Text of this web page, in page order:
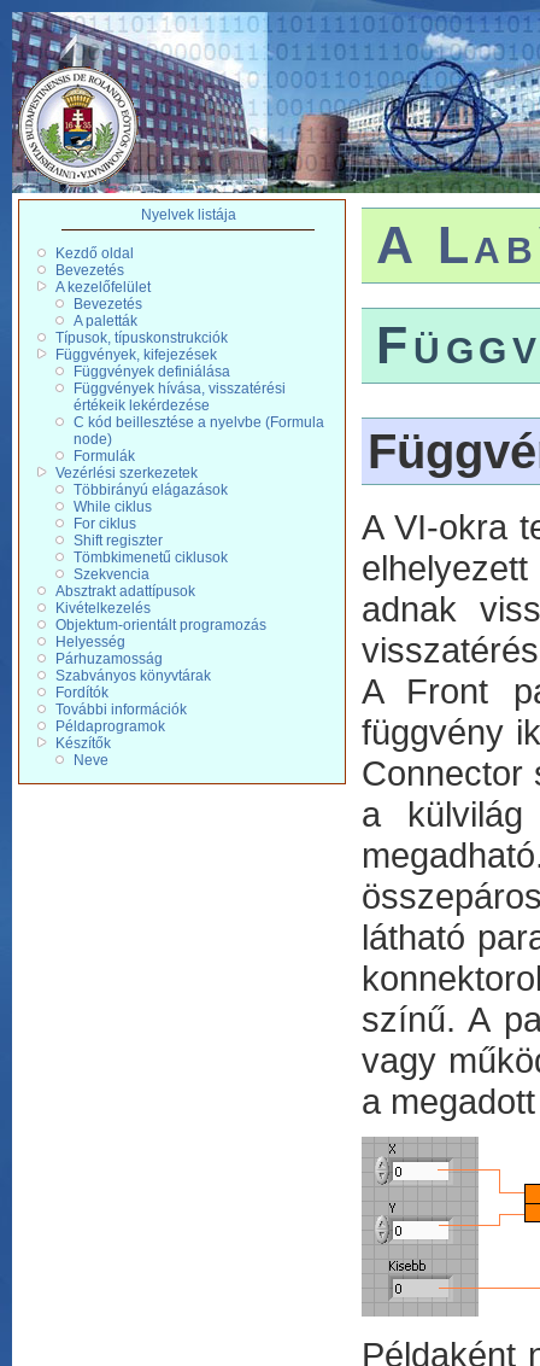
Nyelvek listája
Kezdő oldal
Bevezetés
A kezelőfelület
Bevezetés
A paletták
Típusok, típuskonstrukciók
Függvények, kifejezések
Függvények definiálása
Függvények hívása, visszatérési
értékeik lekérdezése
C kód beillesztése a nyelvbe (Formula
node)
Formulák
Vezérlési szerkezetek
Többirányú elágazások
While ciklus
For ciklus
Shift regiszter
Tömbkimenetű ciklusok
Szekvencia
Absztrakt adattípusok
Kivételkezelés
Objektum-orientált programozás
Helyesség
Párhuzamosság
Szabványos könyvtárak
Fordítók
További információk
Példaprogramok
Készítők
Neve
A
A VI-okra
adnak
A Front
függvény
Connector
a
látható
színű. A
vagy
a
Példaként